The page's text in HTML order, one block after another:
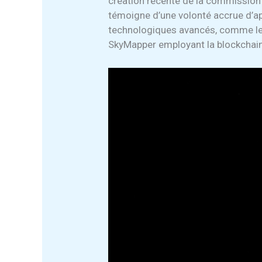
témoigne d’une volonté accrue
technologiques avancés, comme
SkyMapper employant la